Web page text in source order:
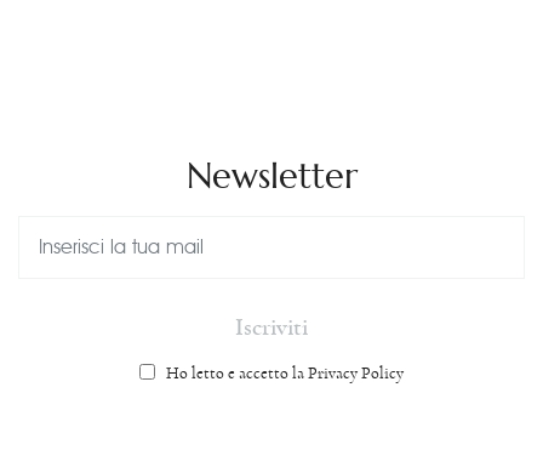
Newsletter
Ho letto e accetto la Privacy Policy